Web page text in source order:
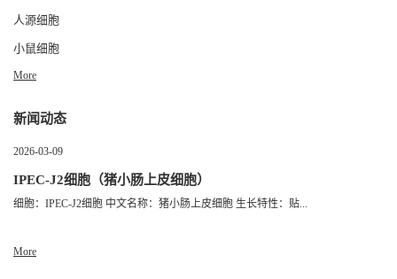
人源细胞
小鼠细胞
More
新闻动态
2026-03-09
IPEC-J2细胞（猪小肠上皮细胞）
细胞：IPEC-J2细胞 中文名称：猪小肠上皮细胞 生长特性：贴...
More